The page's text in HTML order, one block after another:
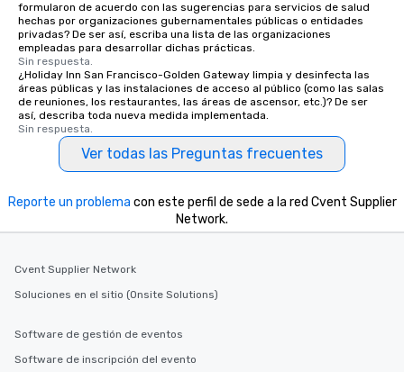
formularon de acuerdo con las sugerencias para servicios de salud
hechas por organizaciones gubernamentales públicas o entidades
privadas? De ser así, escriba una lista de las organizaciones
empleadas para desarrollar dichas prácticas.
Sin respuesta.
¿Holiday Inn San Francisco-Golden Gateway limpia y desinfecta las
áreas públicas y las instalaciones de acceso al público (como las salas
de reuniones, los restaurantes, las áreas de ascensor, etc.)? De ser
así, describa toda nueva medida implementada.
Sin respuesta.
Ver todas las Preguntas frecuentes
Reporte un problema con este perfil de sede a la red Cvent Supplier
Network.
Cvent Supplier Network
Soluciones en el sitio (Onsite Solutions)
Software de gestión de eventos
Software de inscripción del evento